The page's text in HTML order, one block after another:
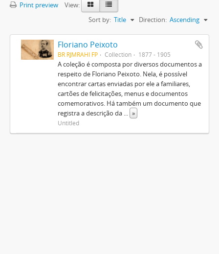
Print preview
View:
Sort by: Title Direction: Ascending
Floriano Peixoto
BR RJMRAHI FP Collection 1877 - 1905
A coleção é composta por diversos documentos a
respeito de Floriano Peixoto. Nela, é possível
encontrar cartas enviadas por ele a familiares,
cartões de felicitações, menus e documentos
comemorativos. Há também um documento que
registra a descrição da ... »
Untitled